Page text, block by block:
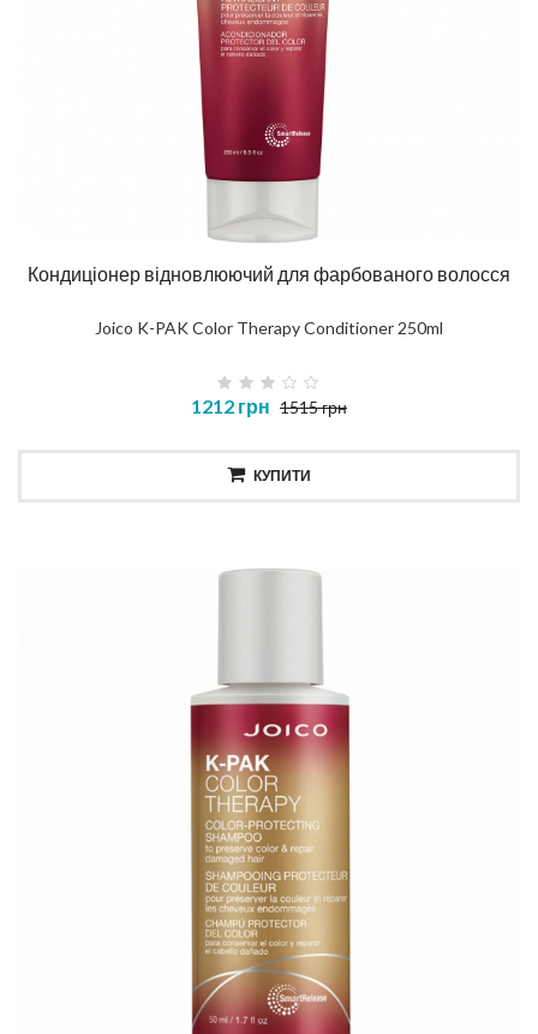
Кондиціонер відновлюючий для фарбованого волосся
Joico K-PAK Color Therapy Conditioner 250ml
1212 грн 1515 грн
КУПИТИ